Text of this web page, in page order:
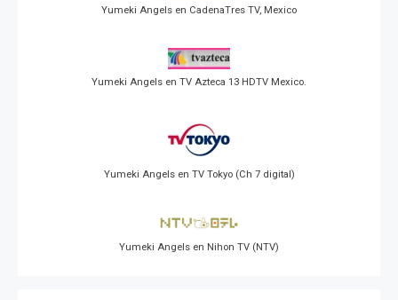
Yumeki Angels en CadenaTres TV, Mexico
Yumeki Angels en TV Azteca 13 HDTV Mexico.
Yumeki Angels en TV Tokyo (Ch 7 digital)
Yumeki Angels en Nihon TV (NTV)